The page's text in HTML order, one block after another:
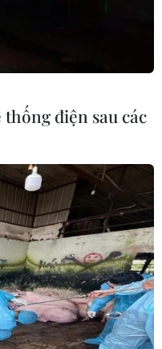
điện sau các